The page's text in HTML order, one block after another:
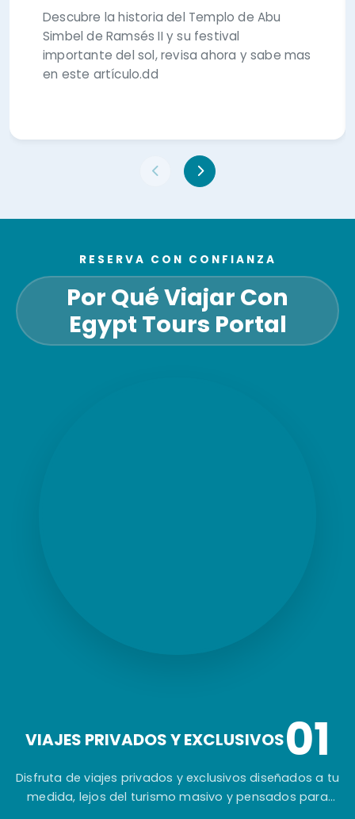
Descubre la historia del Templo de Abu
Simbel de Ramsés II y su festival
importante del sol, revisa ahora y sabe mas
en este artículo.dd
RESERVA CON CONFIANZA
Por Qué Viajar Con
Egypt Tours Portal
VIAJES PRIVADOS Y EXCLUSIVOS01
Disfruta de viajes privados y exclusivos diseñados a tu
medida, lejos del turismo masivo y pensados para